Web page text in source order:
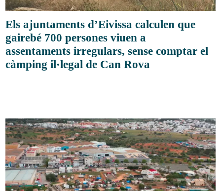
Els ajuntaments d’Eivissa calculen que
gairebé 700 persones viuen a
assentaments irregulars, sense comptar el
càmping il·legal de Can Rova